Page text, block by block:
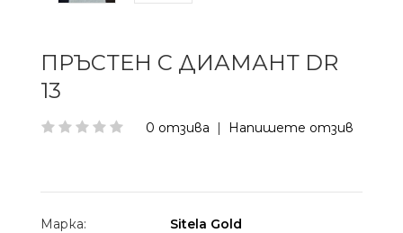
ПРЪСТЕН С ДИАМАНТ DR
13
0 отзива | Напишете отзив
Марка:
Sitela Gold